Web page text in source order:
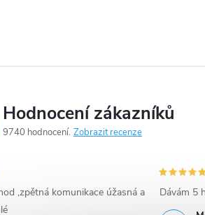
Hodnocení zákazníků
9740 hodnocení Zobrazit recenze
,zpětná komunikace úžasná a
Dávám 5